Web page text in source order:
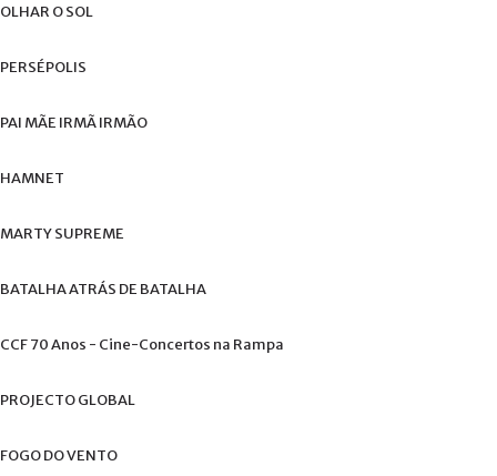
OLHAR OSOL
PERSÉPOLIS
PAI MÃE IRMÃIRMÃO
HAMNET
MARTYSUPREME
BATALHAATRÁS DE BATALHA
CCF70Anos - Cine-Concertos na Rampa
PROJECTOGLOBAL
FOGODOVENTO